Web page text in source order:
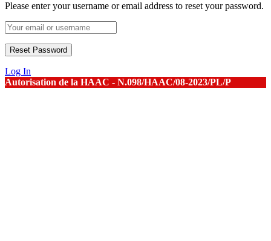
Please enter your username or email address to reset your password.
Log In
Autorisation de la HAAC - N.098/HAAC/08-2023/PL/P